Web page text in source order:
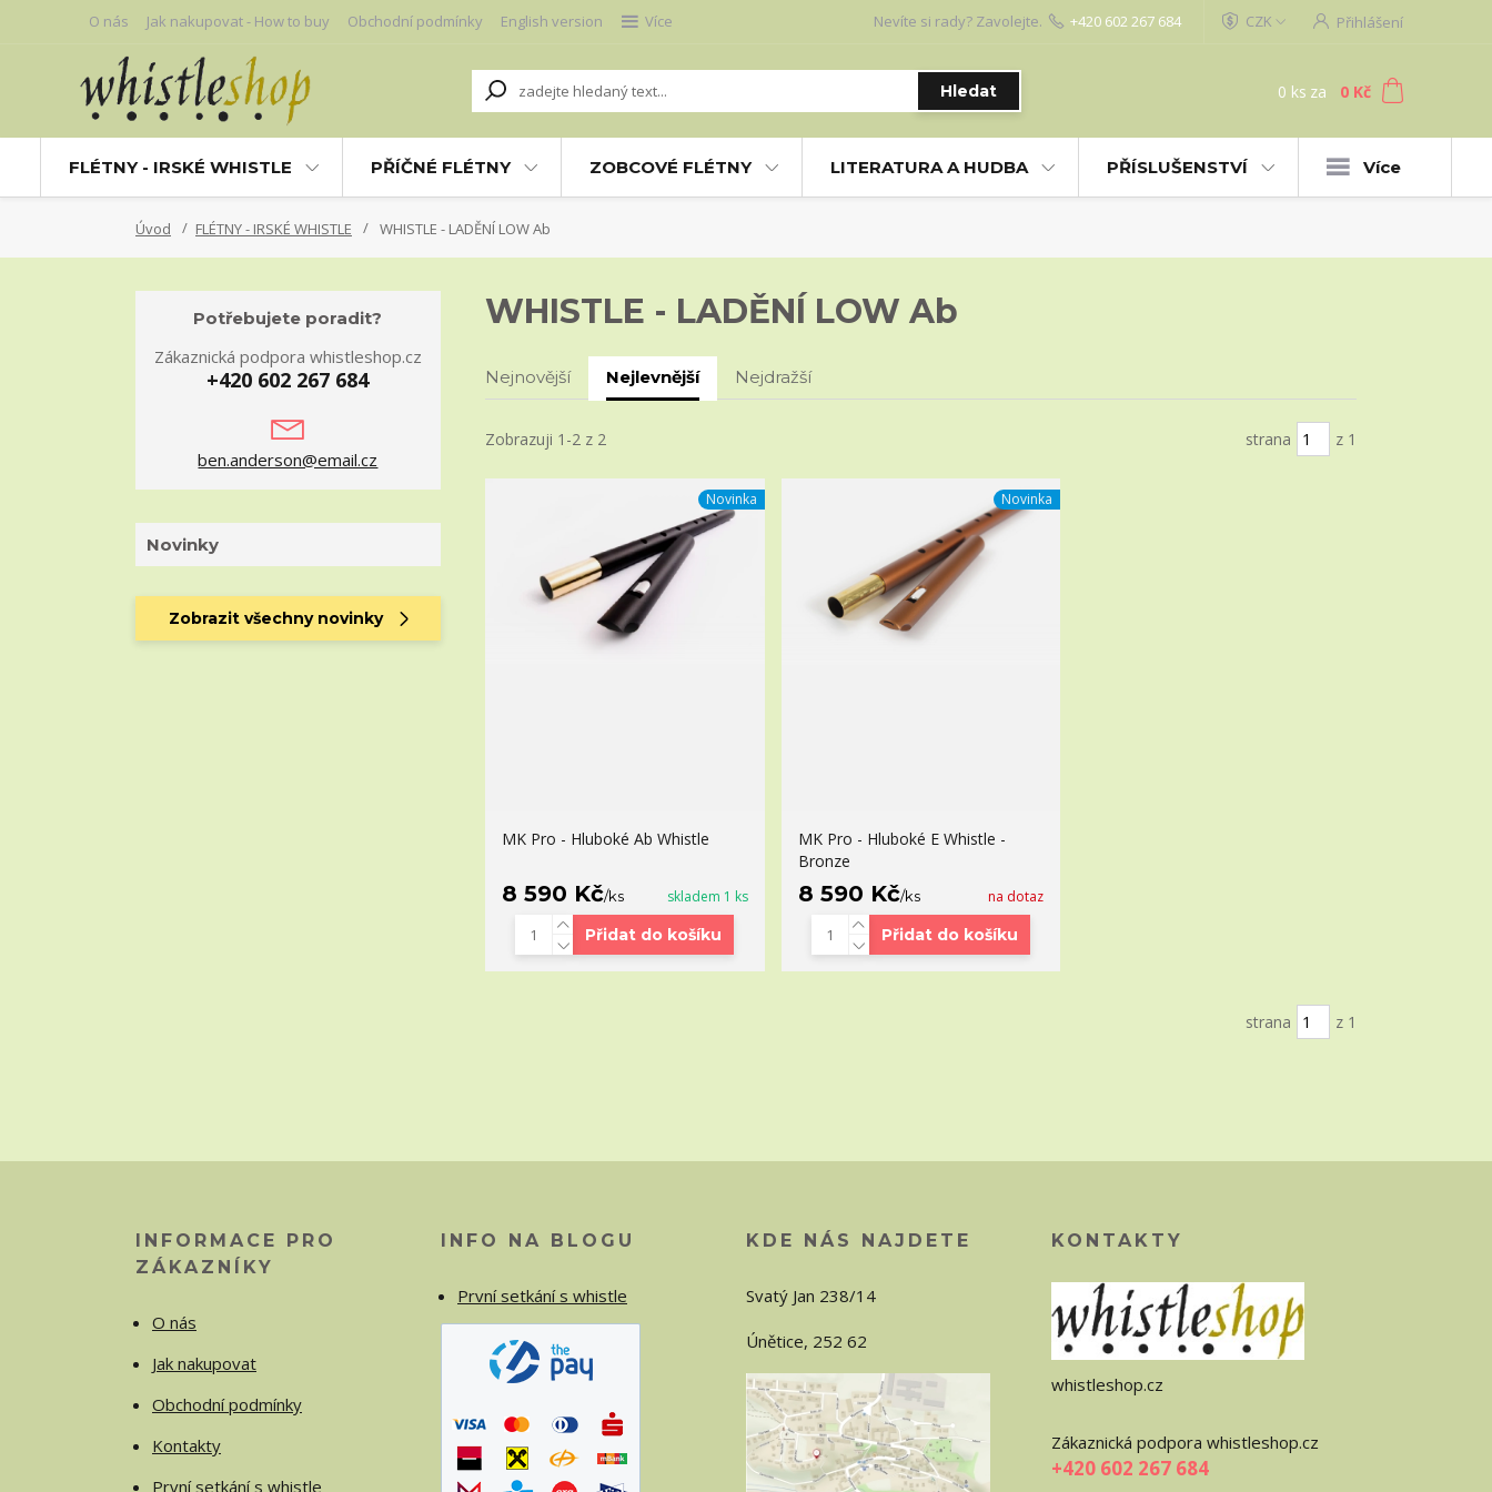
O nás Jak nakupovat - How to buy Obchodní podmínky English version Více CZK Přihlášení
Hledat
Nevíte si rady? Zavolejte. +420 602 267 684
0 ks za 0 Kč
FLÉTNY - IRSKÉ WHISTLE PŘÍČNÉ FLÉTNY ZOBCOVÉ FLÉTNY LITERATURA A HUDBA PŘÍSLUŠENSTVÍ Více
Úvod FLÉTNY - IRSKÉ WHISTLE WHISTLE - LADĚNÍ LOW Ab
WHISTLE - LADĚNÍ LOW Ab
Nejnovější Nejlevnější Nejdražší
Zobrazuji 1-2 z 2 strana z 1
Novinka
MK Pro - Hluboké Ab Whistle
8 590 Kč/ks skladem 1 ks
Přidat do košíku
Novinka
MK Pro - Hluboké E Whistle -
Bronze
8 590 Kč/ks na dotaz
Přidat do košíku
strana z 1
Potřebujete poradit?
Zákaznická podpora whistleshop.cz
+420 602 267 684
ben.anderson@email.cz
Novinky
Zobrazit všechny novinky
INFORMACE PRO
ZÁKAZNÍKY
O nás
Jak nakupovat
Obchodní podmínky
Kontakty
První setkání s whistle
INFO NA BLOGU
První setkání s whistle
KDE NÁS NAJDETE
Svatý Jan 238/14
Únětice, 252 62
KONTAKTY
whistleshop.cz
Zákaznická podpora whistleshop.cz
+420 602 267 684